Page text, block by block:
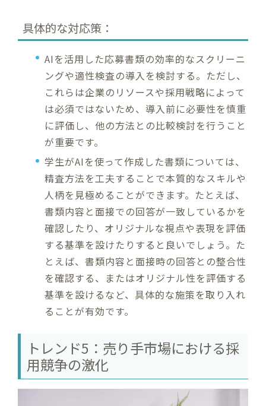
具体的な対応策：
AIを活用した応募書類の効率的なスクリーニ
ングや適性検査の導入を検討する。ただし、
これらは企業のリソースや採用戦略によって
は必須ではないため、導入前に必要性を慎重
に評価し、他の方法との比較検討を行うこと
が重要です。
学生がAIを使って作成した書類については、
精査方法を工夫することで本質的なスキルや
人柄を見極めることができます。たとえば、
書類内容と面接での回答が一致しているかを
確認したり、オリジナルな視点や表現を評価
する基準を設けたりすると良いでしょう。た
とえば、書類内容と面接時の回答との整合性
を確認する、またはオリジナル性を評価する
基準を設けるなど、具体的な施策を取り入れ
ることが有効です。
トレンド5：売り手市場における採
用競争の激化